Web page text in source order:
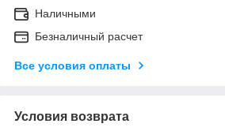
Наличными
Безналичный расчет
Все условия оплаты
Условия возврата